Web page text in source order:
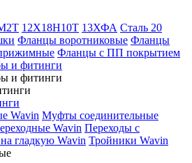
12Х18Н10Т 13ХФА Сталь 20
Фланцы воротниковые Фланцы
Фланцы с ПП покрытием
и фитинги
и фитинги
Wavin Муфты соединительные
Wavin Переходы с
гладкую Wavin Тройники Wavin